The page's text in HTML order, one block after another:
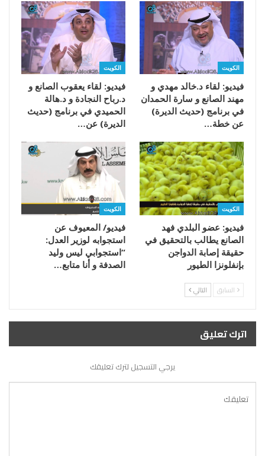
الكويت
فيديو: لقاء د.خالد مهدي و
مهند الصانع و سارة الحمدان
في برنامج (حديث الديرة)
عن خطة…
الكويت
فيديو: لقاء يعقوب الصانع و
د.رباح النجادة و د.هالة
الحميدي في برنامج (حديث
الديرة) عن…
الكويت
فيديو: عضو البلدي فهد
الصانع يطالب بالتحقيق في
حقيقة إصابة الدواجن
بإنفلونزا الطيور
الكويت
فيديو/ المعيوف عن
استجوابه لوزير العدل:
“استجوابي ليس وليد
الصدفة و أنا متابع…
السابق التالي
اترك تعليق
يرجي التسجيل لترك تعليقك